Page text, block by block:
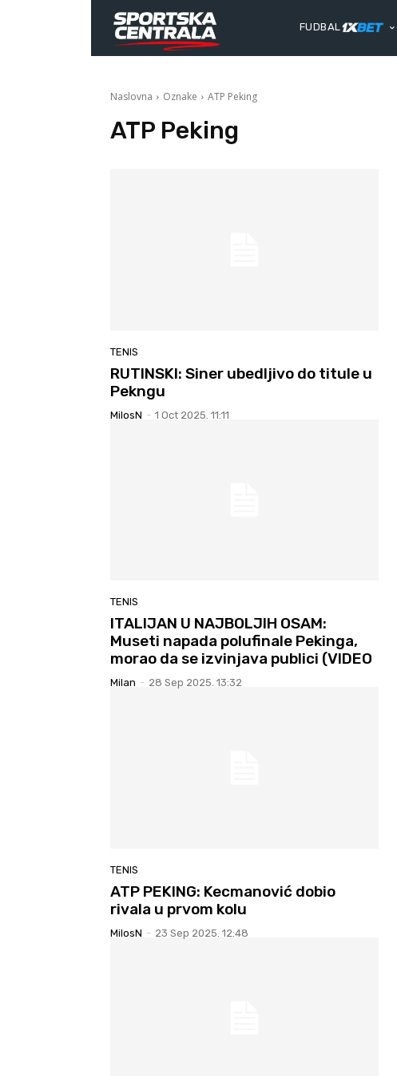
FUDBAL
Naslovna Oznake ATP Peking
ATP Peking
TENIS
RUTINSKI: Siner ubedljivo do titule u
Pekngu
MilosN - 1 Oct 2025. 11:11
TENIS
ITALIJAN U NAJBOLJIH OSAM:
Museti napada polufinale Pekinga,
morao da se izvinjava publici (VIDEO
Milan - 28 Sep 2025. 13:32
TENIS
ATP PEKING: Kecmanović dobio
rivala u prvom kolu
MilosN - 23 Sep 2025. 12:48